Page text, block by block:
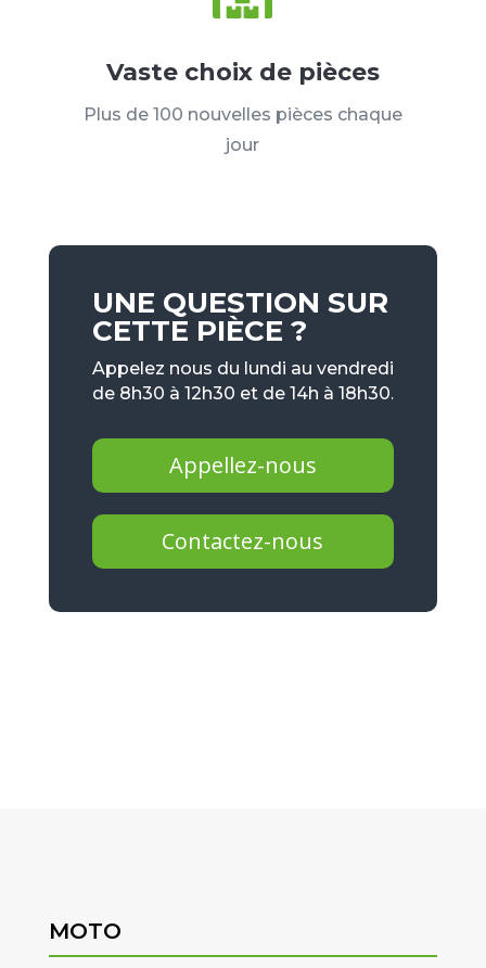
Vaste choix de pièces
Plus de 100 nouvelles pièces chaque
jour
UNE QUESTION SUR
CETTE PIÈCE ?
Appelez nous du lundi au vendredi
de 8h30 à 12h30 et de 14h à 18h30.
Appellez-nous
Contactez-nous
MOTO